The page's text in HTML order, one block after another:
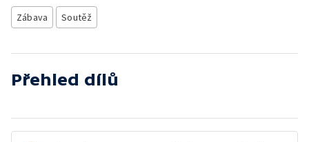
Zábava Soutěž
Přehled dílů